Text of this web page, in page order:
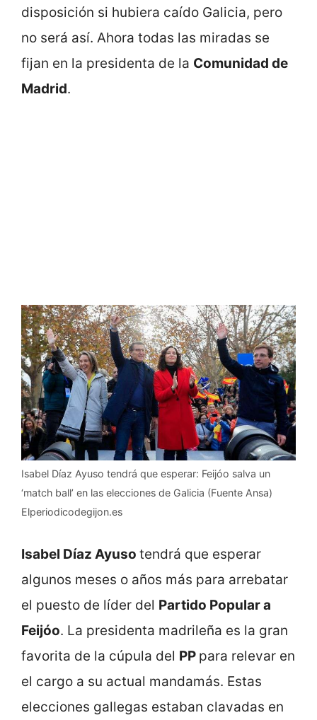
disposición si hubiera caído Galicia, pero
no será así. Ahora todas las miradas se
fijan en la presidenta de la Comunidad de
Madrid.
Isabel Díaz Ayuso tendrá que esperar: Feijóo salva un
‘match ball’ en las elecciones de Galicia (Fuente Ansa)
Elperiodicodegijon.es
Isabel Díaz Ayuso tendrá que esperar
algunos meses o años más para arrebatar
el puesto de líder del Partido Popular a
Feijóo. La presidenta madrileña es la gran
favorita de la cúpula del PP para relevar en
el cargo a su actual mandamás. Estas
elecciones gallegas estaban clavadas en